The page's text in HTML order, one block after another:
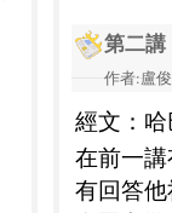
第二講
作者:盧
經文：
在前一
有回答